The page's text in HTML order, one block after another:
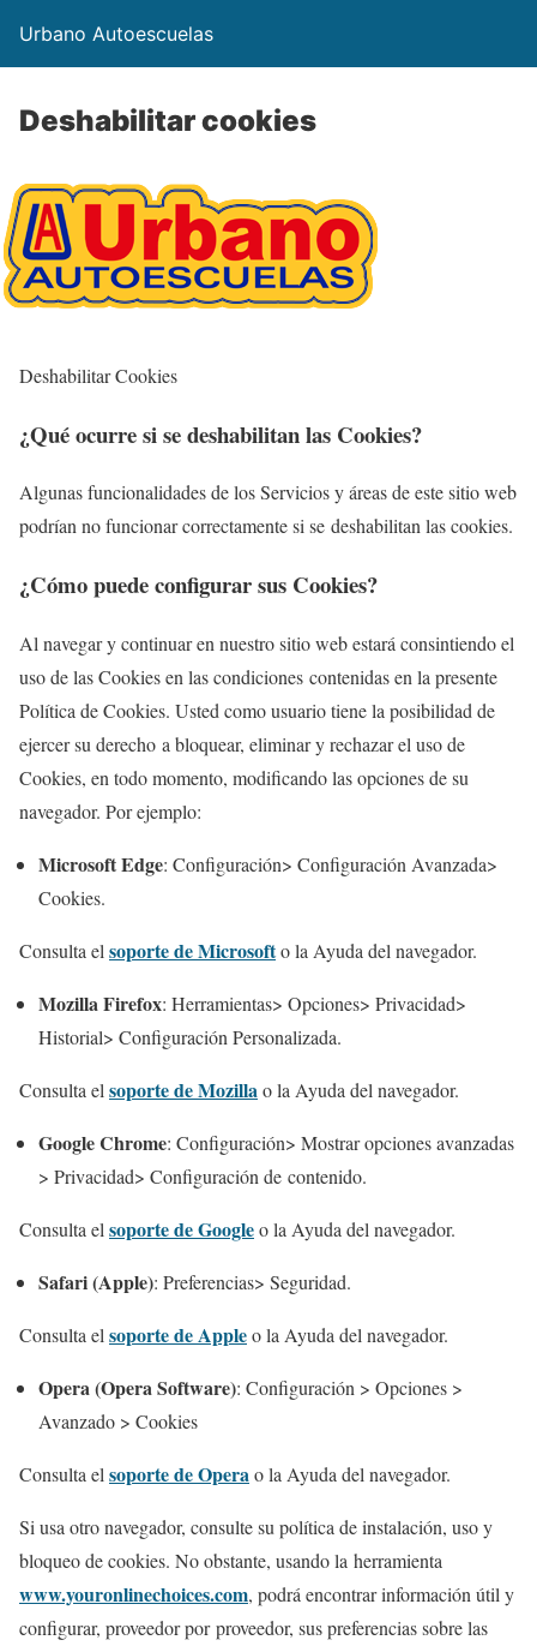
Urbano Autoescuelas
Deshabilitar cookies
Deshabilitar Cookies
¿Qué ocurre si se deshabilitan las Cookies?
Algunas funcionalidades de los Servicios y áreas de este sitio web
podrían no funcionar correctamente si se deshabilitan las cookies.
¿Cómo puede configurar sus Cookies?
Al navegar y continuar en nuestro sitio web estará consintiendo el
uso de las Cookies en las condiciones contenidas en la presente
Política de Cookies. Usted como usuario tiene la posibilidad de
ejercer su derecho a bloquear, eliminar y rechazar el uso de
Cookies, en todo momento, modificando las opciones de su
navegador. Por ejemplo:
Microsoft Edge: Configuración> Configuración Avanzada>
Cookies.
Consulta el soporte de Microsofto la Ayuda del navegador.
Mozilla Firefox: Herramientas> Opciones> Privacidad>
Historial> Configuración Personalizada.
Consulta el soporte de Mozillao la Ayuda del navegador.
Google Chrome: Configuración> Mostrar opciones avanzadas
> Privacidad> Configuración de contenido.
Consulta el soporte de Googleo la Ayuda del navegador.
Safari (Apple): Preferencias> Seguridad.
Consulta el soporte de Appleo la Ayuda del navegador.
Opera (Opera Software): Configuración > Opciones >
Avanzado > Cookies
Consulta el soporte de Operao la Ayuda del navegador.
Si usa otro navegador, consulte su política de instalación, uso y
bloqueo de cookies. No obstante, usando la herramienta
www.youronlinechoices.com, podrá encontrar información útil y
configurar, proveedor por proveedor, sus preferencias sobre las